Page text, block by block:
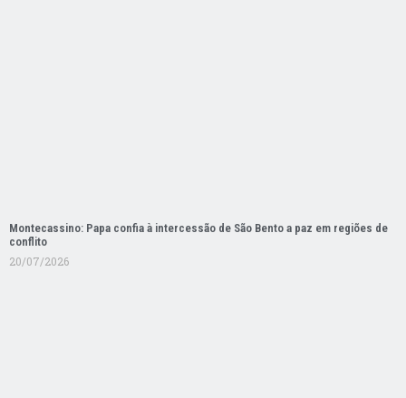
Montecassino: Papa confia à intercessão de São Bento a paz em regiões de
conflito
20/07/2026